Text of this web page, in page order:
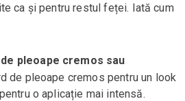
ca și pentru restul feței. Iată cum
pleoape cremos sau
de pleoape cremos pentru un look
o aplicație mai intensă.